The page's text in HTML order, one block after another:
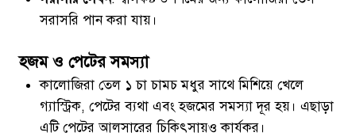
সরাসরি পান করা যায়।
হজম ও পেটের সমস্যা
কালোজিরা তেল ১ চা চামচ মধুর সাথে মিশিয়ে খেলে
গ্যাস্ট্রিক, পেটের ব্যথা এবং হজমের সমস্যা দূর হয়। এছাড়া
এটি পেটের আলসারের চিকিৎসায়ও কার্যকর।